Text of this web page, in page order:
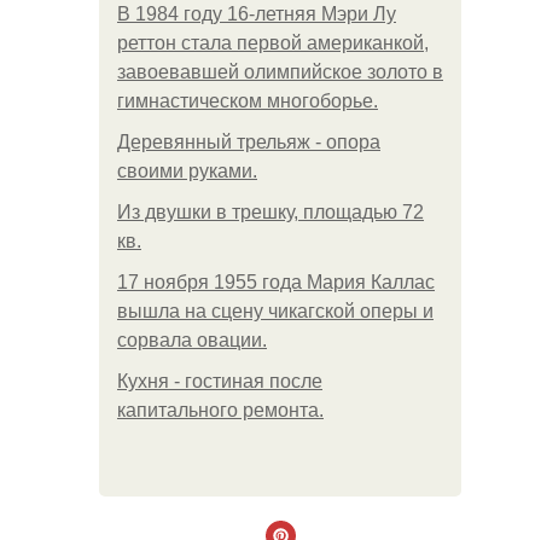
В 1984 году 16-летняя Мэри Лу
реттон стала первой американкой,
завоевавшей олимпийское золото в
гимнастическом многоборье.
Деревянный трельяж - опора
своими руками.
Из двушки в трешку, площадью 72
кв.
17 ноября 1955 года Мария Каллас
вышла на сцену чикагской оперы и
сорвала овации.
Кухня - гостиная после
капитального ремонта.